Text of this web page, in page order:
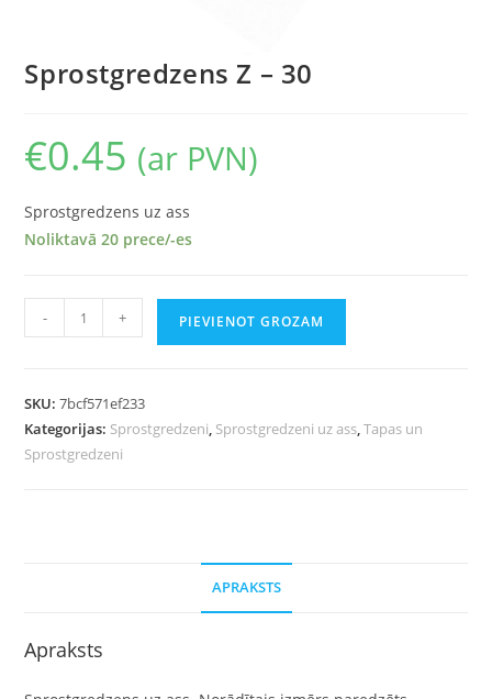
Sprostgredzens Z – 30
€0.45 (ar PVN)
Sprostgredzens uz ass
Noliktavā 20 prece/-es
- + PIEVIENOT GROZAM
SKU:7bcf571ef233
Kategorijas: Sprostgredzeni, Sprostgredzeni uz ass,Tapas un
Sprostgredzeni
APRAKSTS
Apraksts